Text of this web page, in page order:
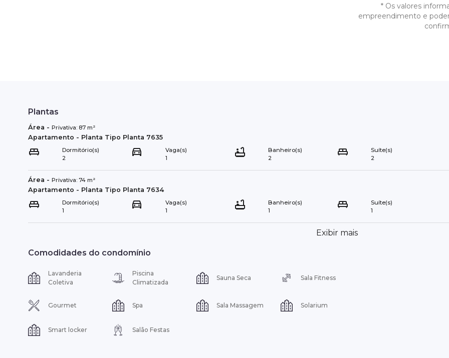
* Os valores
empreendimento e
Plantas
Área - Privativa: 87 m²
Apartamento - Planta Tipo Planta 7635
Dormitório(s)
2
Vaga(s)
1
Banheiro(s)
2
Suíte(s)
2
Área - Privativa: 74 m²
Apartamento - Planta Tipo Planta 7634
Dormitório(s)
1
Vaga(s)
1
Banheiro(s)
1
Suíte(s)
1
Exibir mais
Comodidades do condomínio
Lavanderia
Coletiva
Piscina
Climatizada
Sauna Seca Sala Fitness
Gourmet Spa Sala Massagem Solarium
Smart locker Salão Festas